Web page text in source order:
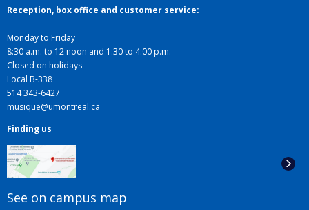
Reception, box office and customer service:
Monday to Friday
8:30 a.m. to 12 noon and 1:30 to 4:00 p.m.
Closed on holidays
Local B-338
514 343-6427
musique@umontreal.ca
Finding us
See on campus map